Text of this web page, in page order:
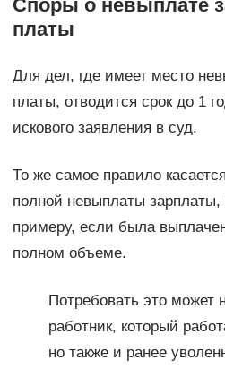
Споры о невыплате
платы
Для дел, где имеет место
платы, отводится срок до 1
искового заявления в суд.
То же самое правило
полной невыплаты зарплаты,
примеру, если была
полном объеме.
Потребовать это может
работник, который
но также и ранее